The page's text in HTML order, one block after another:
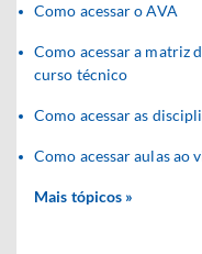
Como acessar o AVA
Como acessar a matriz
curso técnico
Como acessar as
Como acessar aulas ao
Mais tópicos »